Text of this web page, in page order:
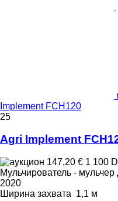
Implement FCH120
25
Agri Implement
147,20 € 1 100
Мульчирователь - мульчер
2020
Ширина захвата 1,1 м